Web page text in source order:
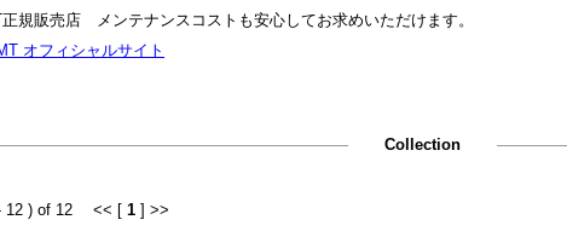
規販売店 メンテナンスコストも安心してお求めいただけます。
オフィシャルサイト
Collection
) of 12 << [ 1 ] >>